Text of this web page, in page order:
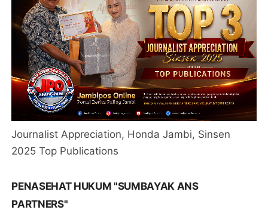
Journalist Appreciation, Honda Jambi, Sinsen
2025 Top Publications
PENASEHAT HUKUM "SUMBAYAK ANS
PARTNERS"